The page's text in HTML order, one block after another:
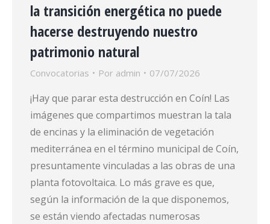
la transición energética no puede
hacerse destruyendo nuestro
patrimonio natural
Convocatorias Por admin 07/07/2026
¡Hay que parar esta destrucción en Coín! Las
imágenes que compartimos muestran la tala
de encinas y la eliminación de vegetación
mediterránea en el término municipal de Coín,
presuntamente vinculadas a las obras de una
planta fotovoltaica. Lo más grave es que,
según la información de la que disponemos,
se están viendo afectadas numerosas